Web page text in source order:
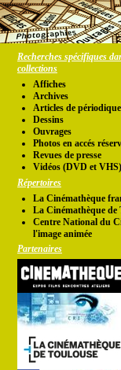
Recherches spécifiques
collections
Affiches
Archives
Articles de
Dessins
Ouvrages
Photos en accés
Revues de presse
Vidéos (DVD et VHS)
Répertoires
La Cinémathèque
La Cinémathèque de
Centre National du
l'image animée
Partenaires